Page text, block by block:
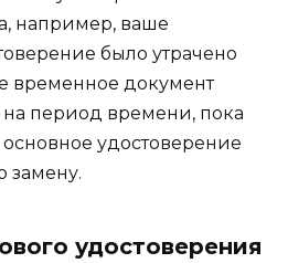
например, ваше
было утрачено
временное документ
период времени, пока
удостоверение
замену.
удостоверения